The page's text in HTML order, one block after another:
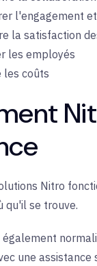
l'engagement
la satisfaction
les employés
les coûts
Nitro
qu'il se trouve.
également
une